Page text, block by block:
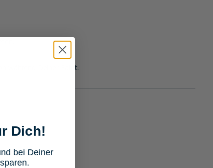
während Deiner Fahrt.
Dich!
bei Deiner